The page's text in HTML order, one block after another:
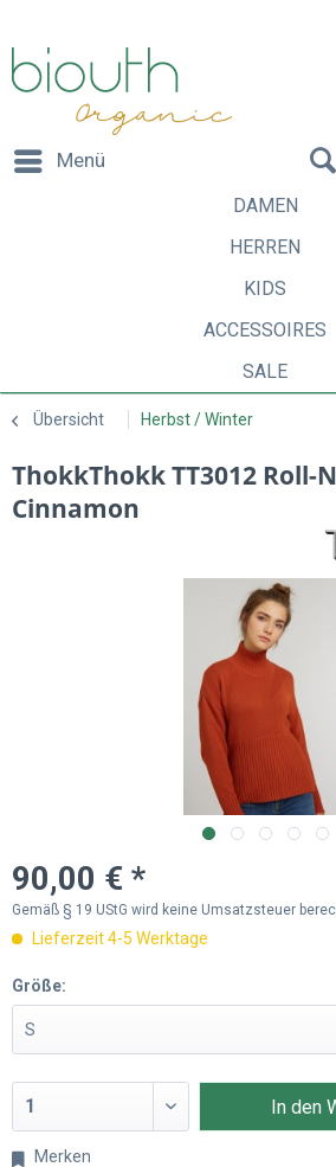
Menü
DAMEN
HERREN
KIDS
ACCESSOIRES
SALE
Übersicht Herbst / Winter
ThokkThokk TT3012 Roll-
Cinnamon
90,00 € *
Gemäß § 19 UStG wird keine Umsatzsteuer
Lieferzeit 4-5 Werktage
Größe:
In den
Merken